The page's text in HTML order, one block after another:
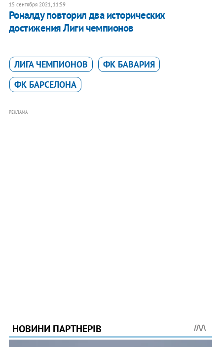
15 сентября 2021, 11:59
Роналду повторил два исторических
достижения Лиги чемпионов
ЛИГА ЧЕМПИОНОВ
ФК БАВАРИЯ
ФК БАРСЕЛОНА
РЕКЛАМА